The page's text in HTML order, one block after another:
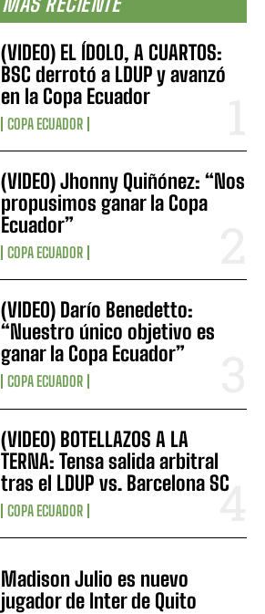
(VIDEO) EL ÍDOLO, A CUARTOS:
BSC derrotó a LDUP y avanzó
en la Copa Ecuador
COPA ECUADOR
(VIDEO) Jhonny Quiñónez: “Nos
propusimos ganar la Copa
Ecuador”
COPA ECUADOR
(VIDEO) Darío Benedetto:
“Nuestro único objetivo es
ganar la Copa Ecuador”
COPA ECUADOR
(VIDEO) BOTELLAZOS A LA
TERNA: Tensa salida arbitral
tras el LDUP vs. Barcelona SC
COPA ECUADOR
Madison Julio es nuevo
jugador de Inter de Quito